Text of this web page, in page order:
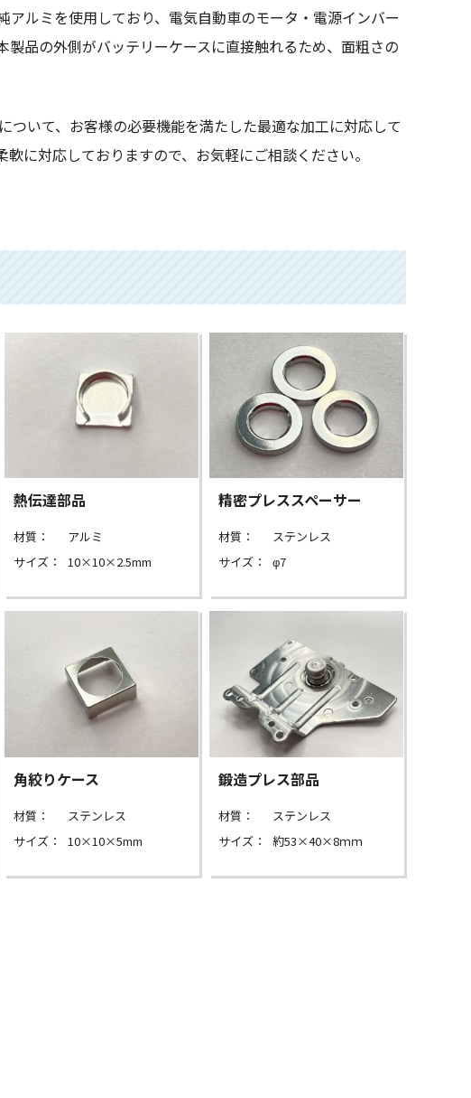
ルミを使用しており、 電気自動車のモータ・電源インバー
品の外側がバッテリーケースに直接触れるため、面粗さの
いて、お客様の必要機能を満たした最適な加工に対応して
に対応しておりますので、お気軽にご相談ください。
熱伝達部品
材質：
アルミ
サイズ：
10×10×2.5mm
精密プレススペーサー
材質：
ステンレス
サイズ：
φ7
角絞りケース
材質：
ステンレス
サイズ：
10×10×5mm
鍛造プレス部品
材質：
ステンレス
サイズ：
約53×40×8ｍｍ